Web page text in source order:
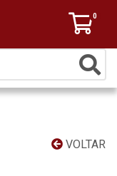
0
VOLTAR